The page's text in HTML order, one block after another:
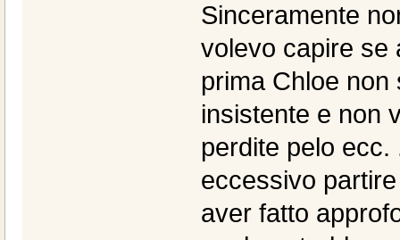
Sinceramente
volevo capire se
prima Chloe non
insistente e non
perdite pelo ecc.
eccessivo
aver fatto